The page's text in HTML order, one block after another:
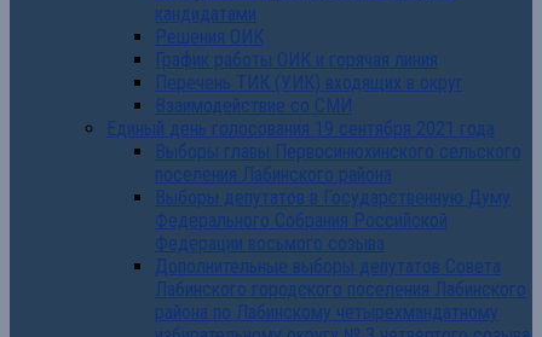
кандидатами
Решения ОИК
График работы ОИК и горячая линия
Перечень ТИК (УИК) входящих в округ
Взаимодействие со СМИ
Единый день голосования 19 сентября 2021 года
Выборы главы Первосинюхинского сельского
поселения Лабинского района
Выборы депутатов в Государственную Думу
Федерального Собрания Российской
Федерации восьмого созыва
Дополнительные выборы депутатов Совета
Лабинского городского поселения Лабинского
района по Лабинскому четырехмандатному